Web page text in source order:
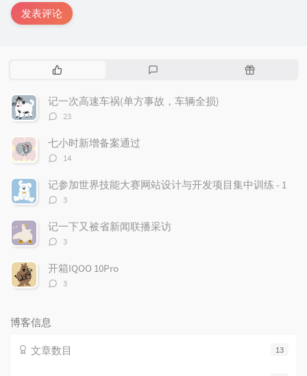
发表评论
热
文
章
评
随
记一次高速车祸(单方事故，车辆全损)
评
数：
23
七小时新增备案通过
评
数：
14
记参加世界技能大赛网站设计与开发项目集中训练 - 1
评
数：
3
记一下又被省新闻联播采访
评
数：
3
开箱IQOO 10Pro
评
3
博客信息
13
文章数目